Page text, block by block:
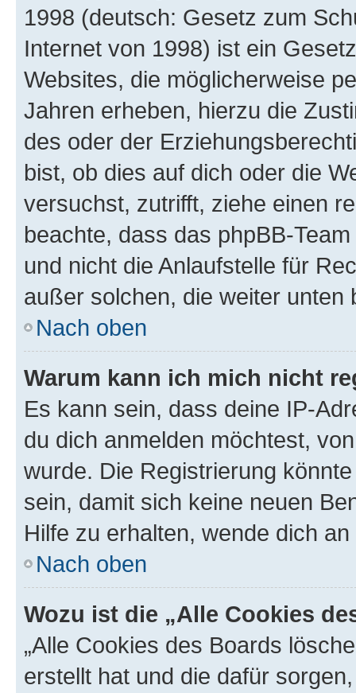
1998 (deutsch: Gesetz zum
Internet von 1998) ist ein
Websites, die möglicherweise
Jahren erheben, hierzu die
des oder der
bist, ob dies auf dich oder die
versuchst, zutrifft, ziehe einen
beachte, dass das phpBB-
und nicht die Anlaufstelle für
außer solchen, die weiter unten
Nach oben
Warum kann ich mich nicht
Es kann sein, dass deine IP-
du dich anmelden möchtest,
wurde. Die Registrierung
sein, damit sich keine neuen
Hilfe zu erhalten, wende dich
Nach oben
Wozu ist die „Alle Cookies
„Alle Cookies des Boards
erstellt hat und die dafür